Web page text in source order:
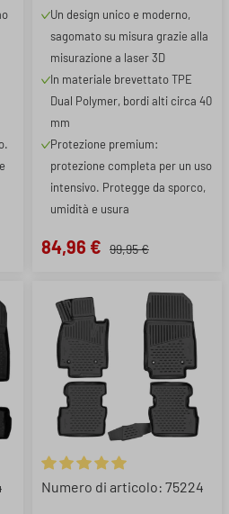
Un design unico e moderno,
sagomato su misura grazie alla
misurazione a laser 3D
In materiale brevettato TPE
Dual Polymer, bordi alti circa 40
mm
Protezione premium:
protezione completa per un uso
intensivo. Protegge da sporco,
umidità e usura
84,96 € 99,95 €
stelleValutazione media di 5 su 5
Numero di articolo: 75224